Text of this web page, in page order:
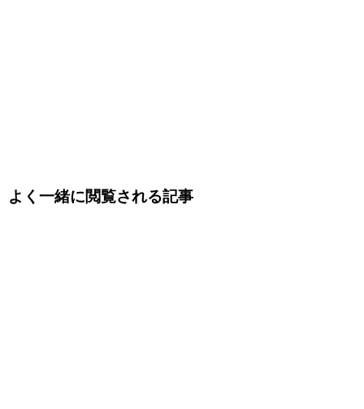
よく一緒に閲覧される記事